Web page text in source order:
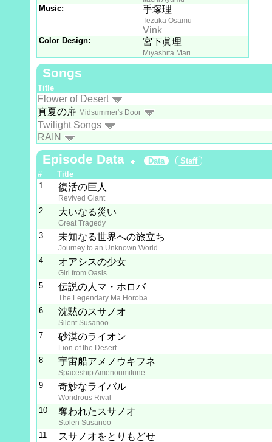
Music: 手塚理
Tezuka Osamu
Vink
Color Design: 宮下眞理
Miyashita Mari
Songs
Title
Flower of Desert
真夏の扉 Midsummer's Door
Twilight Songs
RAIN
Episode Data Data
Staff
#
Title
1
復活の巨人
Revived Giant
2 大いなる災い
Great Tragedy
3 未知なる世界への旅立ち
Journey to an Unknown World
4 オアシスの少女
Girl from Oasis
5 伝説の人マ・ホロバ
The Legendary Ma Horoba
6 沈黙のスサノオ
Silent Susanoo
7 砂漠のライオン
Lion of the Desert
8 宇宙船アメノウキフネ
Spaceship Amenoumifune
9 奇妙なライバル
Wondrous Rival
10 奪われたスサノオ
Stolen Susanoo
11 スサノオをとりもどせ